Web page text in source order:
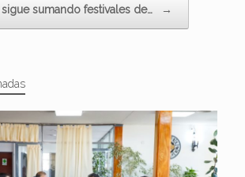
sumando festivales de… →